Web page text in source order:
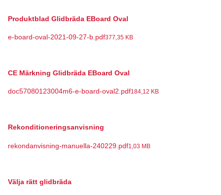
Produktblad Glidbräda EBoard Oval
e-board-oval-2021-09-27-b.pdf377,35 KB
CE Märkning Glidbräda EBoard Oval
doc57080123004m6-e-board-oval2.pdf184,12 KB
Rekonditioneringsanvisning
rekondanvisning-manuella-240229.pdf1,03 MB
Välja rätt glidbräda